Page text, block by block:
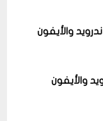
والأيفون